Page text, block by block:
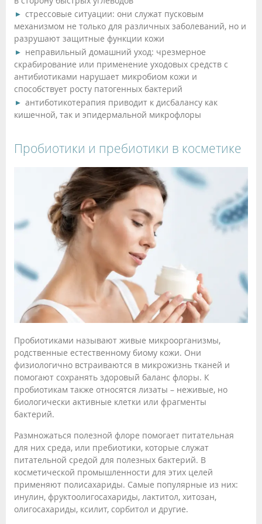
стрессовые ситуации: они служат пусковым
механизмом не только для различных заболеваний, но и
разрушают защитные функции кожи
неправильный домашний уход: чрезмерное
скрабирование или применение уходовых средств с
антибиотиками нарушает микробиом кожи и
способствует росту патогенных бактерий
антиботикотерапия приводит к дисбалансу как
кишечной, так и эпидермальной микрофлоры
Пробиотики и пребиотики в косметике
Пробиотиками называют живые микроорганизмы,
родственные естественному биому кожи. Они
физиологично встраиваются в микрожизнь тканей и
помогают сохранять здоровый баланс флоры. К
пробиотикам также относятся лизаты – неживые, но
биологически активные клетки или фрагменты
бактерий.
Размножаться полезной флоре помогает питательная
для них среда, или пребиотики, которые служат
питательной средой для полезных бактерий. В
косметической промышленности для этих целей
применяют полисахариды. Самые популярные из них:
инулин, фруктоолигосахариды, лактитол, хитозан,
олигосахариды, ксилит, сорбитол и другие.